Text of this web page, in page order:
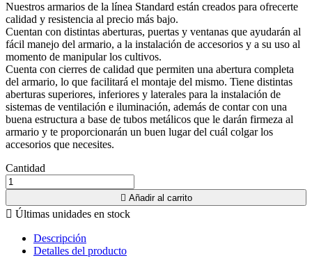
Nuestros armarios de la línea Standard están creados para ofrecerte
calidad y resistencia al precio más bajo.
Cuentan con distintas aberturas, puertas y ventanas que ayudarán al
fácil manejo del armario, a la instalación de accesorios y a su uso al
momento de manipular los cultivos.
Cuenta con cierres de calidad que permiten una abertura completa
del armario, lo que facilitará el montaje del mismo. Tiene distintas
aberturas superiores, inferiores y laterales para la instalación de
sistemas de ventilación e iluminación, además de contar con una
buena estructura a base de tubos metálicos que le darán firmeza al
armario y te proporcionarán un buen lugar del cuál colgar los
accesorios que necesites.
Cantidad
 Añadir al carrito
 Últimas unidades en stock
Descripción
Detalles del producto